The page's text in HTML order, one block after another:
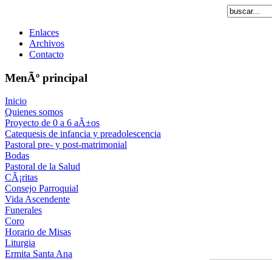
Enlaces
Archivos
Contacto
MenÃº principal
Inicio
Quienes somos
Proyecto de 0 a 6 aÃ±os
Catequesis de infancia y preadolescencia
Pastoral pre- y post-matrimonial
Bodas
Pastoral de la Salud
CÃ¡ritas
Consejo Parroquial
Vida Ascendente
Funerales
Coro
Horario de Misas
Liturgia
Ermita Santa Ana